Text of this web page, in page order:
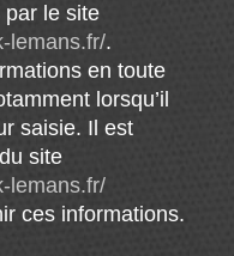
par le site
lemans.fr/.
en toute
lorsqu’il
saisie. Il est
site
lemans.fr/
ces informations.